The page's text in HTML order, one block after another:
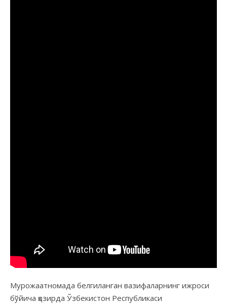
Мурожаатномада белгиланган вазифаларнинг ижроси
бўйича ҳозирда Ўзбекистон Республикаси